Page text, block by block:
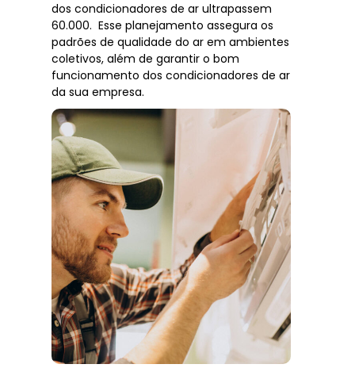
dos condicionadores de ar ultrapassem
60.000. Esse planejamento assegura os
padrões de qualidade do ar em ambientes
coletivos, além de garantir o bom
funcionamento dos condicionadores de ar
da sua empresa.